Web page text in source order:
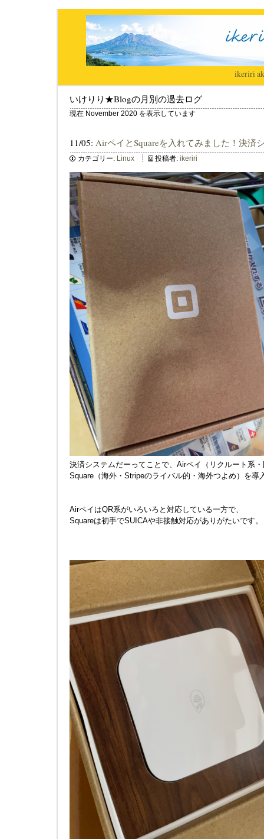
ikeriri|
いけりり★Blogの月別の過去ログ
現在 November 2020 を表示しています
11/05: AirペイとSquareを入れてみました！決済
カテゴリー: Linux 投稿者: ikeriri
決済システムだーってことで、Airペイ（リクルート系
Square（海外・Stripeのライバル的・海外つよめ）を導
AirペイはQR系がいろいろと対応している一方で、
Squareは初手でSUICAや非接触対応がありがたいです。